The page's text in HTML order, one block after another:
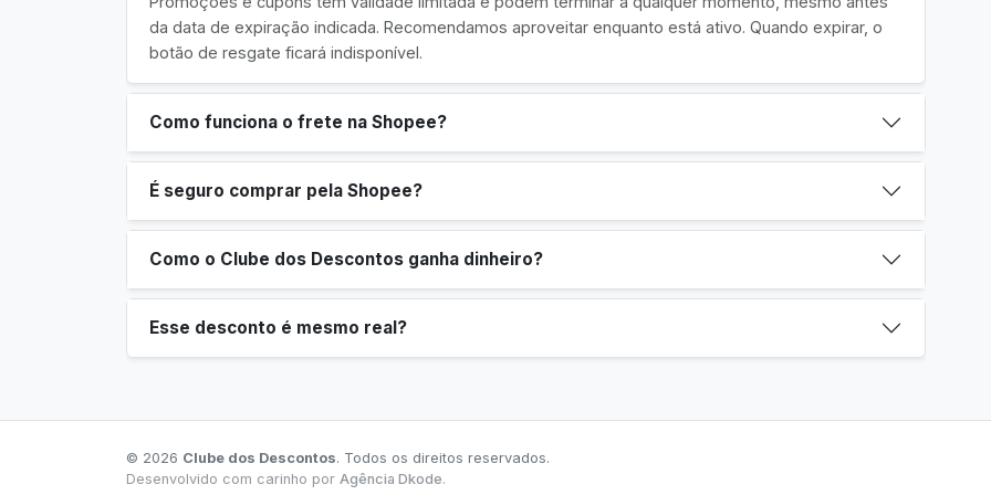
da data de expiração indicada. Recomendamos aproveitar enquanto está ativo. Quando expirar, o
botão de resgate ficará indisponível.
Como funciona o frete na Shopee?
É seguro comprar pela Shopee?
Como o Clube dos Descontos ganha dinheiro?
Esse desconto é mesmo real?
© 2026 Clube dos Descontos. Todos os direitos reservados.
Desenvolvido com carinho por Agência Dkode.